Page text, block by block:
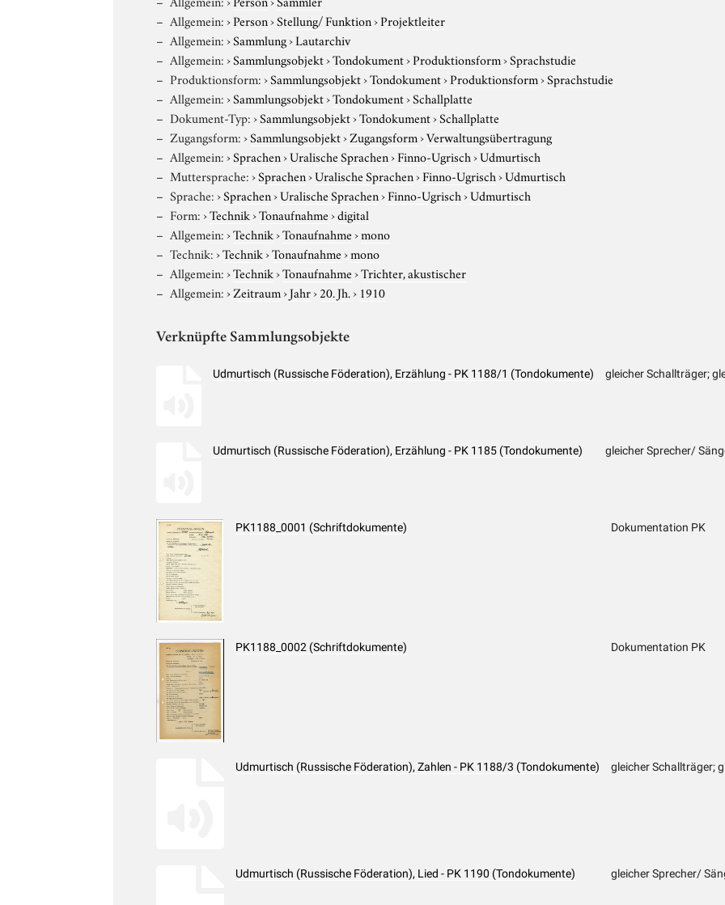
Allgemein:›Person›Stellung/ Funktion›Projektleiter
Allgemein:›Sammlung›Lautarchiv
Allgemein:›Sammlungsobjekt›Tondokument›Produktionsform›Sprachstudie
Produktionsform:›Sammlungsobjekt›Tondokument›Produktionsform›Sprachstudie
Allgemein:›Sammlungsobjekt›Tondokument›Schallplatte
Dokument-Typ:›Sammlungsobjekt›Tondokument›Schallplatte
Zugangsform:›Sammlungsobjekt›Zugangsform›Verwaltungsübertragung
Allgemein:›Sprachen›Uralische Sprachen›Finno-Ugrisch›Udmurtisch
Muttersprache:›Sprachen›Uralische Sprachen›Finno-Ugrisch›Udmurtisch
Sprache:›Sprachen›Uralische Sprachen›Finno-Ugrisch›Udmurtisch
Form:›Technik›Tonaufnahme›digital
Allgemein:›Technik›Tonaufnahme›mono
Technik:›Technik›Tonaufnahme›mono
Allgemein:›Technik›Tonaufnahme›Trichter, akustischer
Allgemein:›Zeitraum›Jahr›20. Jh.› 1910
Verknüpfte Sammlungsobjekte
Udmurtisch (Russische Föderation), Erzählung - PK 1188/1 (Tondokumente) gleicher Schallträger;
Udmurtisch (Russische Föderation), Erzählung - PK 1185 (Tondokumente) gleicher Sprecher/
PK1188_0001 (Schriftdokumente) Dokumentation PK
PK1188_0002 (Schriftdokumente) Dokumentation PK
Udmurtisch (Russische Föderation), Zahlen - PK 1188/3 (Tondokumente) gleicher Schallträger;
Udmurtisch (Russische Föderation), Lied - PK 1190 (Tondokumente) gleicher Sprecher/